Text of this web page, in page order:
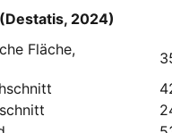
2024)
Fläche,